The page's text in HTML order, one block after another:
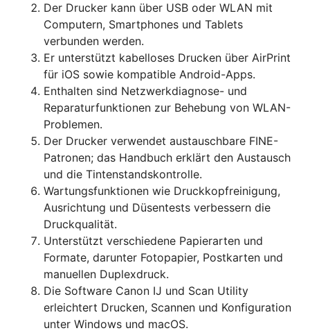
Der Drucker kann über USB oder WLAN mit
Computern, Smartphones und Tablets
verbunden werden.
Er unterstützt kabelloses Drucken über AirPrint
für iOS sowie kompatible Android-Apps.
Enthalten sind Netzwerkdiagnose- und
Reparaturfunktionen zur Behebung von WLAN-
Problemen.
Der Drucker verwendet austauschbare FINE-
Patronen; das Handbuch erklärt den Austausch
und die Tintenstandskontrolle.
Wartungsfunktionen wie Druckkopfreinigung,
Ausrichtung und Düsentests verbessern die
Druckqualität.
Unterstützt verschiedene Papierarten und
Formate, darunter Fotopapier, Postkarten und
manuellen Duplexdruck.
Die Software Canon IJ und Scan Utility
erleichtert Drucken, Scannen und Konfiguration
unter Windows und macOS.